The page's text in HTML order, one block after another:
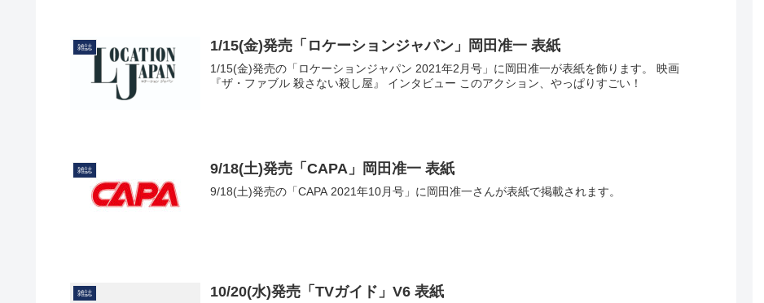
雑誌 1/15(金)発売「ロケーションジャパン」岡田准一 表紙
1/15(金)発売の「ロケーションジャパン 2021年2月号」に岡田准一が表紙を飾ります。 映画
『ザ・ファブル 殺さない殺し屋』 インタビュー このアクション、やっぱりすごい！
雑誌 9/18(土)発売「CAPA」岡田准一 表紙
9/18(土)発売の「CAPA 2021年10月号」に岡田准一さんが表紙で掲載されます。
雑誌 10/20(水)発売「TVガイド」V6 表紙